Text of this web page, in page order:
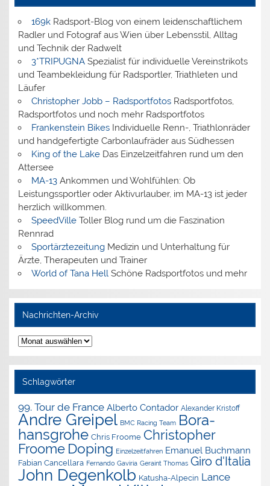
169kRadsport-Blog von einem leidenschaftlichem
Radler und Fotograf aus Wien über Lebensstil, Alltag
und Technik der Radwelt
3*TRIPUGNASpezialist für individuelle Vereinstrikots
und Teambekleidung für Radsportler, Triathleten und
Läufer
Christopher Jobb – RadsportfotosRadsportfotos,
Radsportfotos und noch mehr Radsportfotos
Frankenstein BikesIndividuelle Renn-, Triathlonräder
und handgefertigte Carbonlaufräder aus Südhessen
King of the LakeDas Einzelzeitfahren rund um den
Attersee
MA-13Ankommen und Wohlfühlen: Ob
Leistungssportler oder Aktivurlauber, im MA-13 ist jeder
herzlich willkommen.
SpeedVilleToller Blog rund um die Faszination
Rennrad
SportärztezeitungMedizin und Unterhaltung für
Ärzte, Therapeuten und Trainer
World of Tana HellSchöne Radsportfotos und mehr
Nachrichten-Archiv
Nachrichten-
Archiv
Schlagwörter
99. Tour de France Alberto Contador Alexander Kristoff
Andre Greipel BMC Racing Team Bora-
hansgrohe Chris Froome Christopher
Froome Doping Einzelzeitfahren Emanuel Buchmann
Fabian Cancellara Fernando Gaviria Geraint Thomas Giro d'Italia
John Degenkolb Katusha-Alpecin Lance